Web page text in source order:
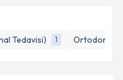
Tedavisi) 1 Ortodonti